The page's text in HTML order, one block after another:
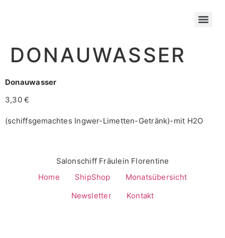
DONAUWASSER
Donauwasser
3,30 €
(schiffsgemachtes Ingwer-Limetten-Getränk)-mit H2O
Salonschiff Fräulein Florentine
Home
ShipShop
Monatsübersicht
Newsletter
Kontakt